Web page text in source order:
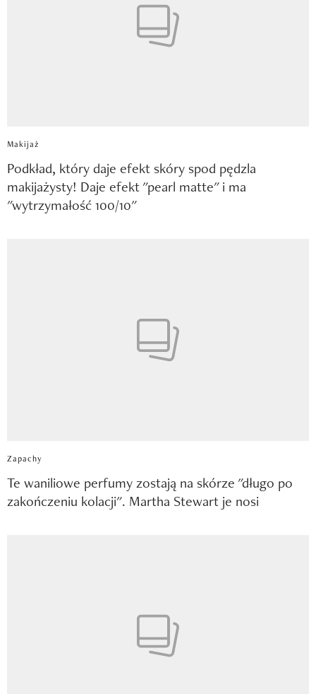
Makijaż
Podkład, który daje efekt skóry spod pędzla
makijażysty! Daje efekt "pearl matte" i ma
"wytrzymałość 100/10"
Zapachy
Te waniliowe perfumy zostają na skórze "długo po
zakończeniu kolacji". Martha Stewart je nosi